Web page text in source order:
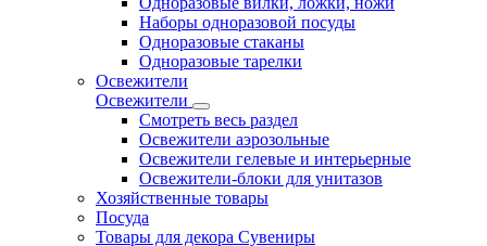
Наборы одноразовой посуды
Одноразовые стаканы
Одноразовые тарелки
Освежители
Освежители
Смотреть весь раздел
Освежители аэрозольные
Освежители гелевые и интерьерные
Освежители-блоки для унитазов
Хозяйственные товары
Посуда
Товары для декора Сувениры